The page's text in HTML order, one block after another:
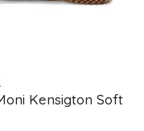
Kensigton Soft